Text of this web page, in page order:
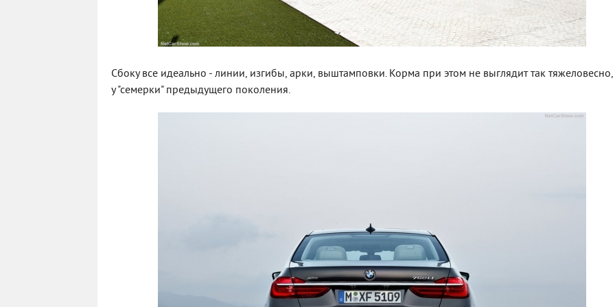
Сбоку все идеально - линии, изгибы, арки, выштамповки. Корма при этом не выглядит так тяжеловесно,
у "семерки" предыдущего поколения.